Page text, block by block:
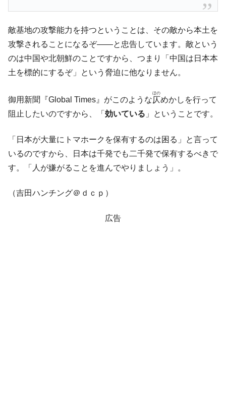
敵基地の攻撃能力を持つということは、その敵から本土を
攻撃されることになるぞ――と忠告しています。敵という
のは中国や北朝鮮のことですから、つまり「中国は日本本
土を標的にするぞ」という脅迫に他なりません。
御用新聞『Global Times』がこのような仄
ほの
めかしを行って
阻止したいのですから、「 効いている 」ということです。
「日本が大量にトマホークを保有するのは困る」と言って
いるのですから、日本は千発でも二千発で保有するべきで
す。「人が嫌がることを進んでやりましょう」。
（吉田ハンチング＠ｄｃｐ）
広告